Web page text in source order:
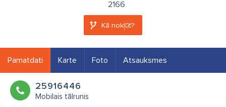
2166
Kā nokļūt?
Pamatdati Karte Foto Atsauksmes
25916446
Mobilais tālrunis